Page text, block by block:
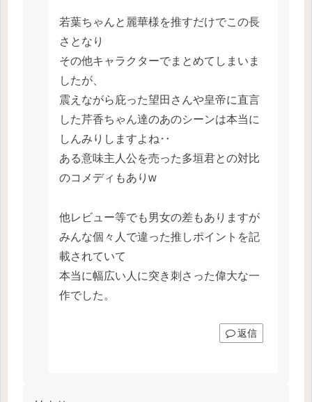
若葉ちゃんと麗華様を推すだけでこの長
さとなり
その他キャラクターでまとめてしまいま
したが、
震えながら庇った望田さんや皇帝に直言
した芹香ちゃん達のあのシーンは本当に
しんみりしますよね‥
ある意味主人公を売った多垣君との対比
のコメディもありw
他レビュー等でも男女の差もありますが
みんな個々人で違った推しポイントを記
載されていて
本当に幅広い人に突き刺さった偉大な一
作でした。
返信